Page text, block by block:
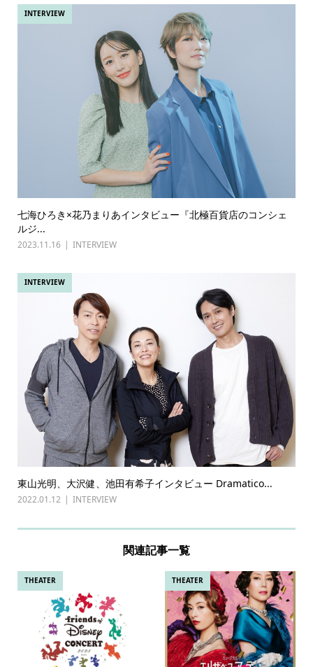
INTERVIEW
七海ひろき×花乃まりあインタビュー『北極百貨店のコンシェ
ルジ...
2023.11.16 INTERVIEW
INTERVIEW
東山光明、大沢健、池田有希子インタビュー Dramatico...
2022.01.12 INTERVIEW
関連記事一覧
THEATER THEATER